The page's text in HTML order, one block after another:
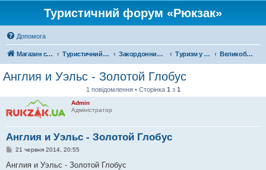
Туристичний форум «Рюкзак»
Допомога
Магазин спорядження Туристичний форум «Рюкзак» Закордонний туризм Туризм у Європі Великобританія
Англия и Уэльс - Золотой Глобус
1 повідомлення • Сторінка 1 з 1
Admin
Адміністратор
Англия и Уэльс - Золотой Глобус
П
в
21 червня 2014, 20:55
Англия и Уэльс - Золотой Глобус